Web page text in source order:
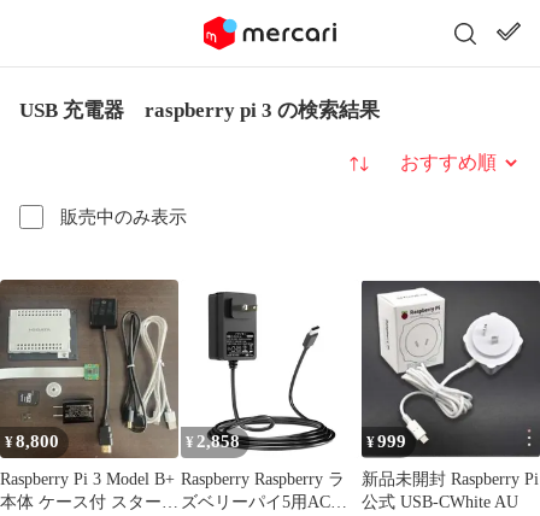
USB 充電器 raspberry pi 3 の検索結果
販売中のみ表示
並び替え
¥8,800
Raspberry Pi 3 Model B+
本体 ケース付 スタータ
¥ 2,858
Raspberry Raspberry ラ
ズベリーパイ5用ACア
¥999
新品未開封 Raspberry Pi
公式 USB-CWhite AU